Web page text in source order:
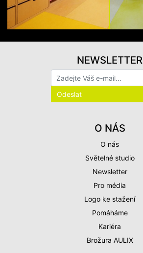
O NÁS
O nás
Světelné studio
Newsletter
Pro média
Logo ke stažení
Pomáháme
Kariéra
Brožura AULIX
NEWSLETTER